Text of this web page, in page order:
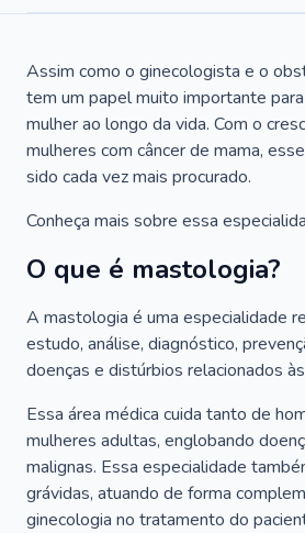
Assim como o ginecologista e o
tem um papel muito importante
mulher ao longo da vida. Com o
mulheres com câncer de mama,
sido cada vez mais procurado.
Conheça mais sobre essa
O que é mastologia?
A mastologia é uma especialidade
estudo, análise, diagnóstico,
doenças e distúrbios relacionados
Essa área médica cuida tanto de
mulheres adultas, englobando
malignas. Essa especialidade
grávidas, atuando de forma
ginecologia no tratamento do